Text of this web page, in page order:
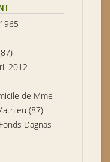
2012
de Mme
(87)
Dagnas